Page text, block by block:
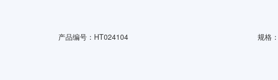
产品编号： HT024104 规格：